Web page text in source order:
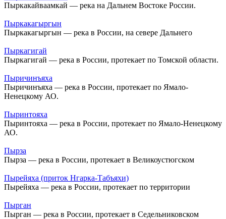
Пыркакайваамкай — река на Дальнем Востоке России.
Пыркакагыргын
Пыркакагыргын — река в России, на севере Дальнего
Пыркагигай
Пыркагигай — река в России, протекает по Томской области.
Пыричинъяха
Пыричинъяха — река в России, протекает по Ямало-
Ненецкому АО.
Пыринтояха
Пыринтояха — река в России, протекает по Ямало-Ненецкому
АО.
Пырза
Пырза — река в России, протекает в Великоустюгском
Пырейяха (приток Нгарка-Табъяхи)
Пырейяха — река в России, протекает по территории
Пырган
Пырган — река в России, протекает в Седельниковском